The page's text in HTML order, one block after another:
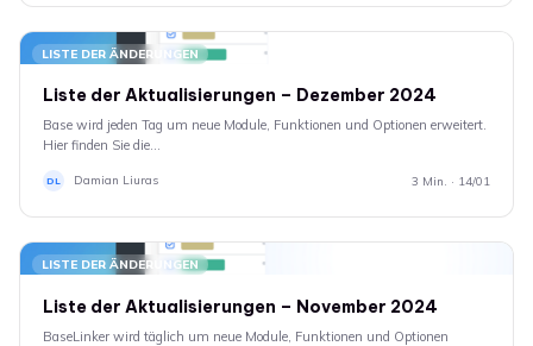
LISTE DER ÄNDERUNGEN
Liste der Aktualisierungen – Dezember 2024
Base wird jeden Tag um neue Module, Funktionen und Optionen erweitert.
Hier finden Sie die…
DL Damian Liuras 3 Min. · 14/01
LISTE DER ÄNDERUNGEN
Liste der Aktualisierungen – November 2024
BaseLinker wird täglich um neue Module, Funktionen und Optionen